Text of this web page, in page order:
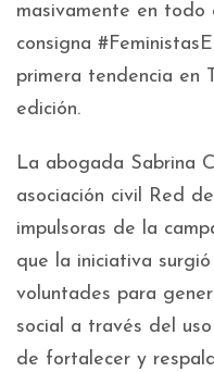
masivamente en todo
consigna
primera tendencia en
edición.
La abogada Sabrina
asociación civil Red
impulsoras de la
que la iniciativa
voluntades para
social a través del
de fortalecer y